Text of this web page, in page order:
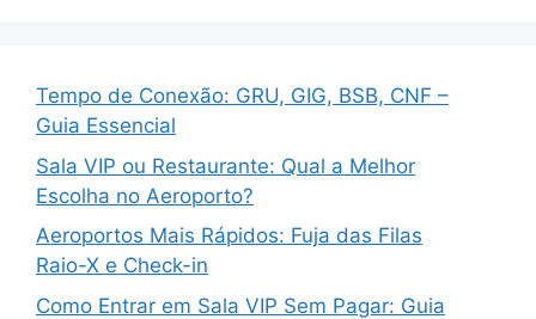
Tempo de Conexão: GRU, GIG, BSB, CNF –
Guia Essencial
Sala VIP ou Restaurante: Qual a Melhor
Escolha no Aeroporto?
Aeroportos Mais Rápidos: Fuja das Filas
Raio-X e Check-in
Como Entrar em Sala VIP Sem Pagar: Guia